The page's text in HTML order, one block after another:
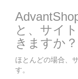
と、サイ
きますか？
ほとんどの場合、
す。